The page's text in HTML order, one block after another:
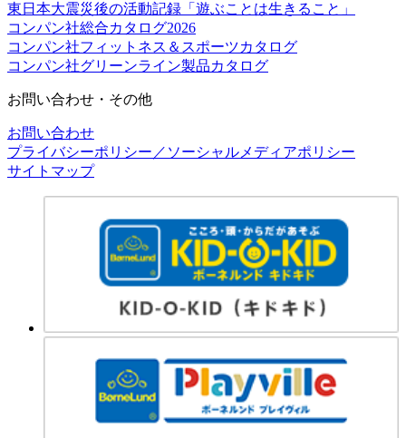
東日本大震災後の活動記録「遊ぶことは生きること」
コンパン社総合カタログ2026
コンパン社フィットネス＆スポーツカタログ
コンパン社グリーンライン製品カタログ
お問い合わせ・その他
お問い合わせ
プライバシーポリシー／ソーシャルメディアポリシー
サイトマップ